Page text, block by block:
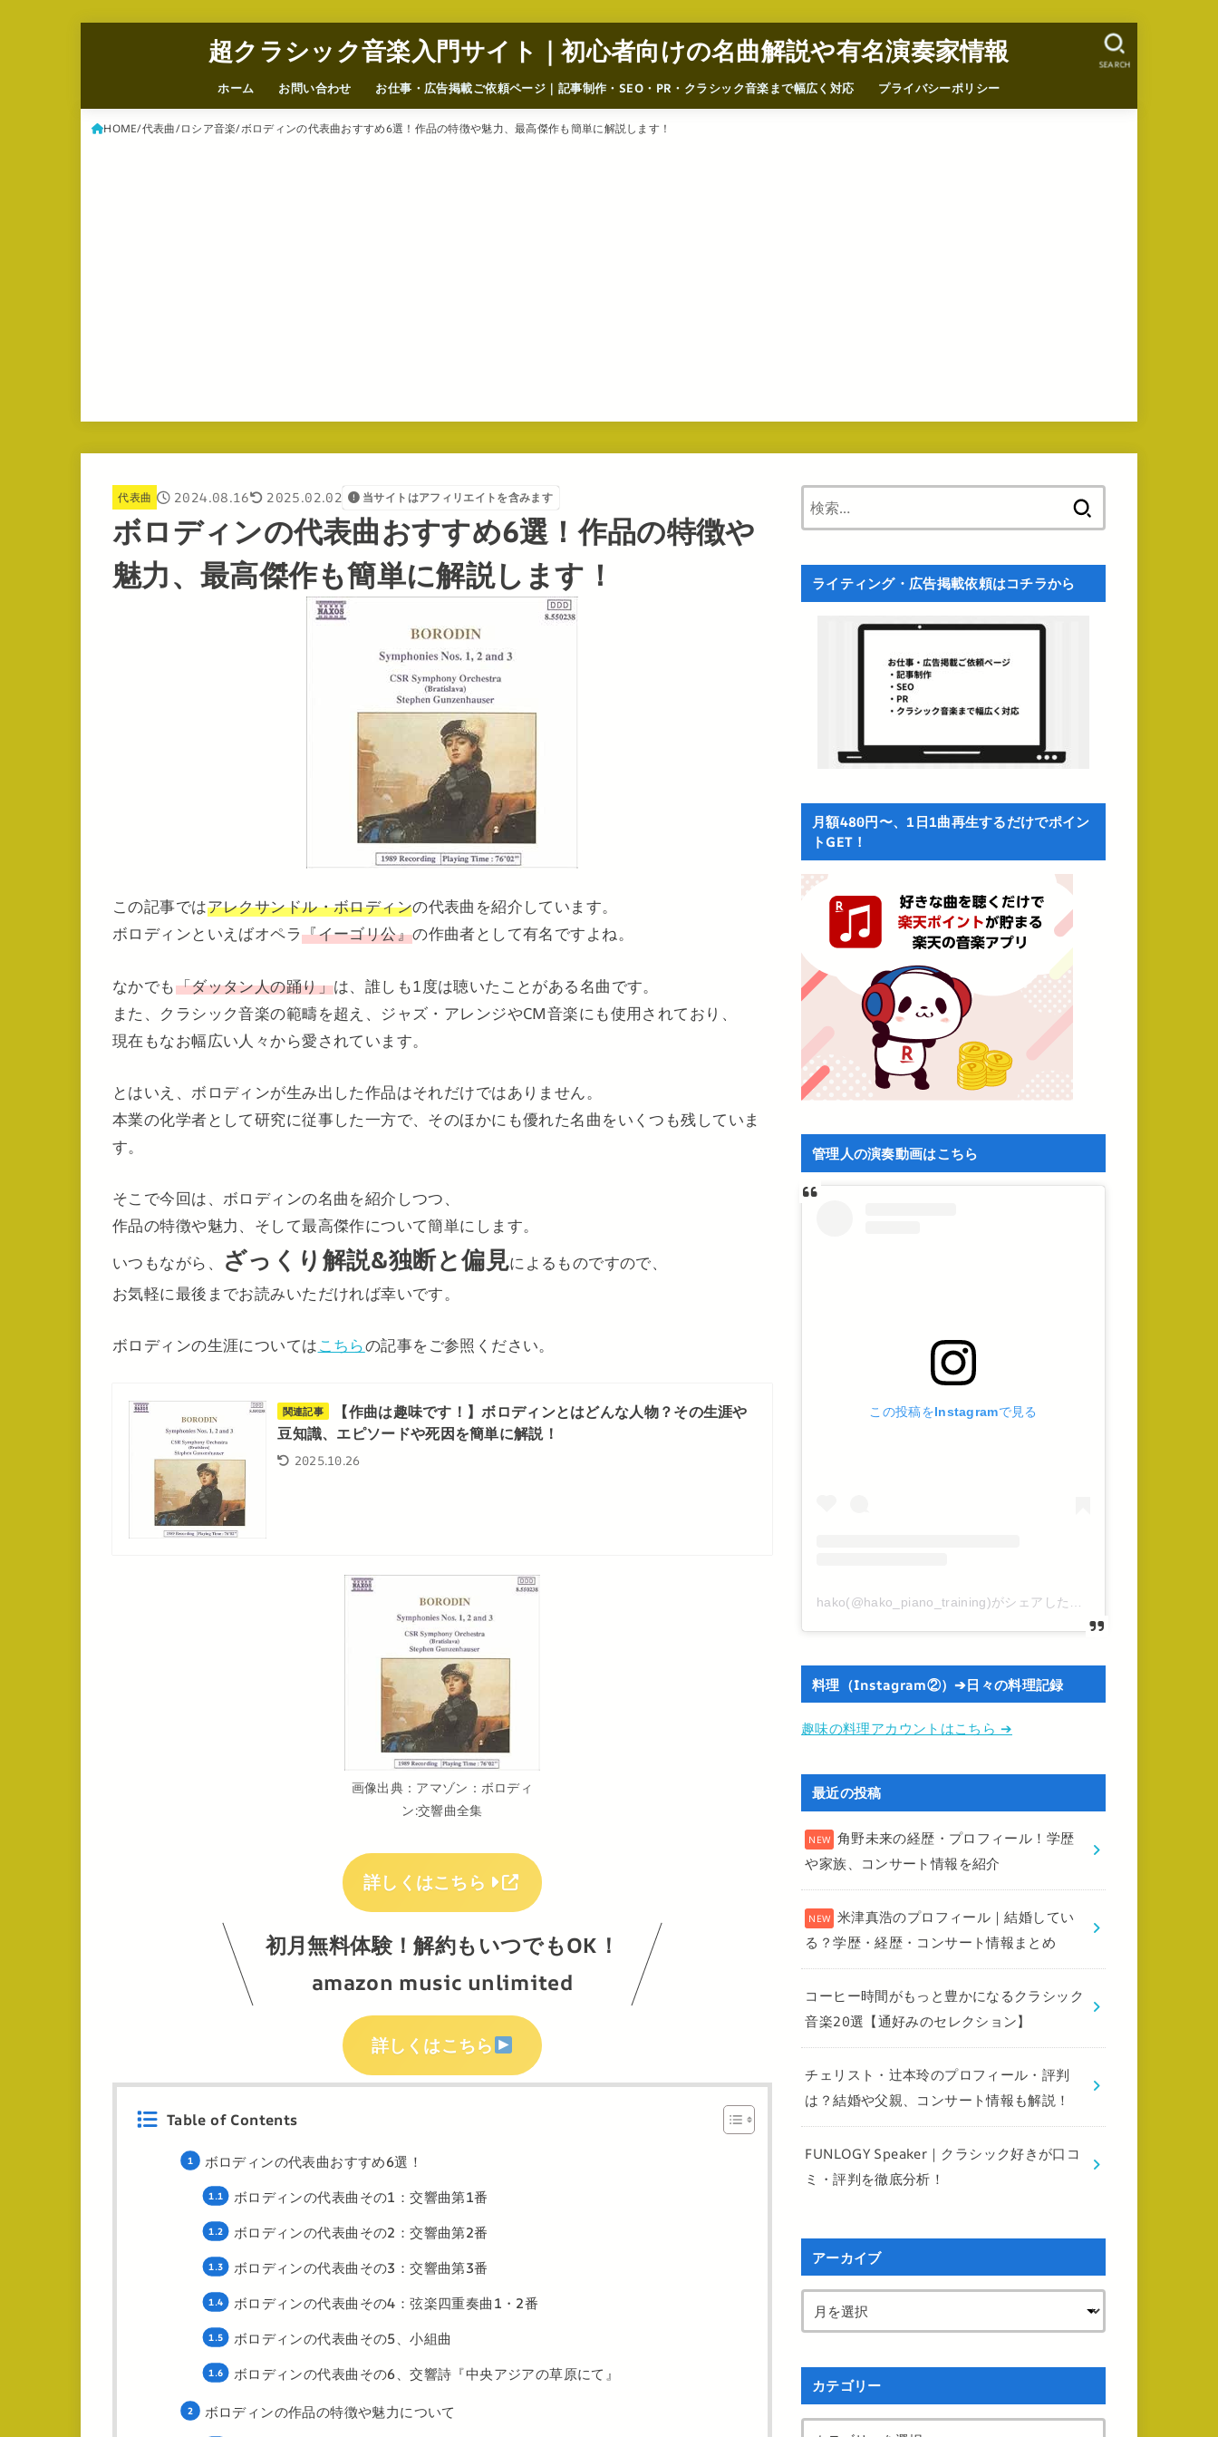
超クラシック音楽入門サイト｜初心者向けの名曲解説や有名演奏家情報
ホーム お問い合わせ お仕事・広告掲載ご依頼ページ｜記事制作・SEO・PR・クラシック音楽まで幅広く対応 プライバシーポリシー
SEARCH
HOME 代表曲 ロシア音楽 ボロディンの代表曲おすすめ6選！作品の特徴や魅力、最高傑作も簡単に解説します！
代表曲 2024.08.16 2025.02.02 当サイトはアフィリエイトを含みます
ボロディンの代表曲おすすめ6選！作品の特徴や
魅力、最高傑作も簡単に解説します！
この記事ではアレクサンドル・ボロディンの代表曲を紹介しています。
ボロディンといえばオペラ『イーゴリ公』の作曲者として有名ですよね。
なかでも「ダッタン人の踊り」は、誰しも1度は聴いたことがある名曲です。
また、クラシック音楽の範疇を超え、ジャズ・アレンジやCM音楽にも使用されており、
現在もなお幅広い人々から愛されています。
とはいえ、ボロディンが生み出した作品はそれだけではありません。
本業の化学者として研究に従事した一方で、そのほかにも優れた名曲をいくつも残していま
す。
そこで今回は、ボロディンの名曲を紹介しつつ、
作品の特徴や魅力、そして最高傑作について簡単にします。
いつもながら、
ざっくり解説&独断と偏見によるものですので、
お気軽に最後までお読みいただければ幸いです。
ボロディンの生涯についてはこちらの記事をご参照ください。
関連記事
【作曲は趣味です！】ボロディンとはどんな人物？その生涯や
豆知識、エピソードや死因を簡単に解説！
2025.10.26
画像出典：アマゾン：ボロディ
ン:交響曲全集
詳しくはこちら
初月無料体験！解約もいつでもOK！
amazon music unlimited
詳しくはこちら
Table of Contents
ボロディンの代表曲おすすめ6選！
ボロディンの代表曲その1：交響曲第1番
ボロディンの代表曲その2：交響曲第2番
ボロディンの代表曲その3：交響曲第3番
ボロディンの代表曲その4：弦楽四重奏曲1・2番
ボロディンの代表曲その5、小組曲
ボロディンの代表曲その6、交響詩『中央アジアの草原にて』
ボロディンの作品の特徴や魅力について
ライティング・広告掲載依頼はコチラから
月額480円〜、1日1曲再生するだけでポイン
トGET！
管理人の演奏動画はこちら
この投稿をInstagramで見る
hako(@hako_piano_training)がシェアした投稿
料理（Instagram②）➔日々の料理記録
趣味の料理アカウントはこちら ➔
最近の投稿
角野未来の経歴・プロフィール！学歴
や家族、コンサート情報を紹介
米津真浩のプロフィール｜結婚してい
る？学歴・経歴・コンサート情報まとめ
コーヒー時間がもっと豊かになるクラシック
音楽20選【通好みのセレクション】
チェリスト・辻本玲のプロフィール・評判
は？結婚や父親、コンサート情報も解説！
FUNLOGY Speaker｜クラシック好きが口コ
ミ・評判を徹底分析！
アーカイブ
カテゴリー